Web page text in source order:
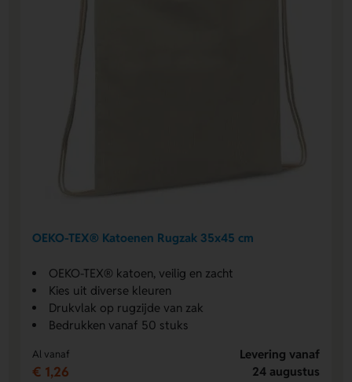
OEKO-TEX® Katoenen Rugzak 35x45 cm
OEKO-TEX® katoen, veilig en zacht
Kies uit diverse kleuren
Drukvlak op rugzijde van zak
Bedrukken vanaf 50 stuks
Al vanaf
€ 1,26
Levering vanaf
24 augustus